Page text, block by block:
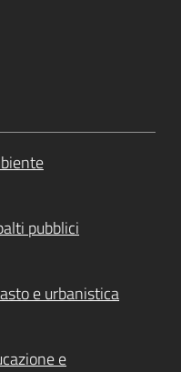
pubblici
e urbanistica
e